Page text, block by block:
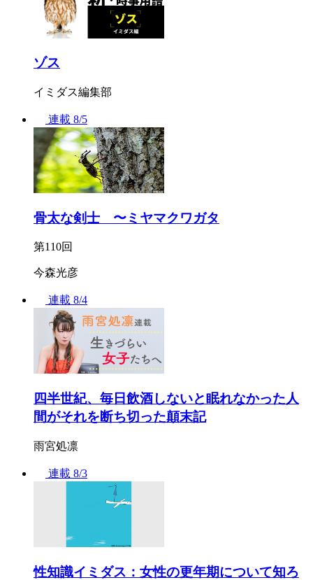
ゾス
イミダス編集部
連載 8/5
骨太な剣士 〜ミヤマクワガタ
第110回
今森光彦
連載 8/4
四半世紀、毎日飲酒しないと眠れなかった人
間がそれを断ち切った顛末記
雨宮処凛
連載 8/3
性知識イミダス：女性の更年期について知ろ